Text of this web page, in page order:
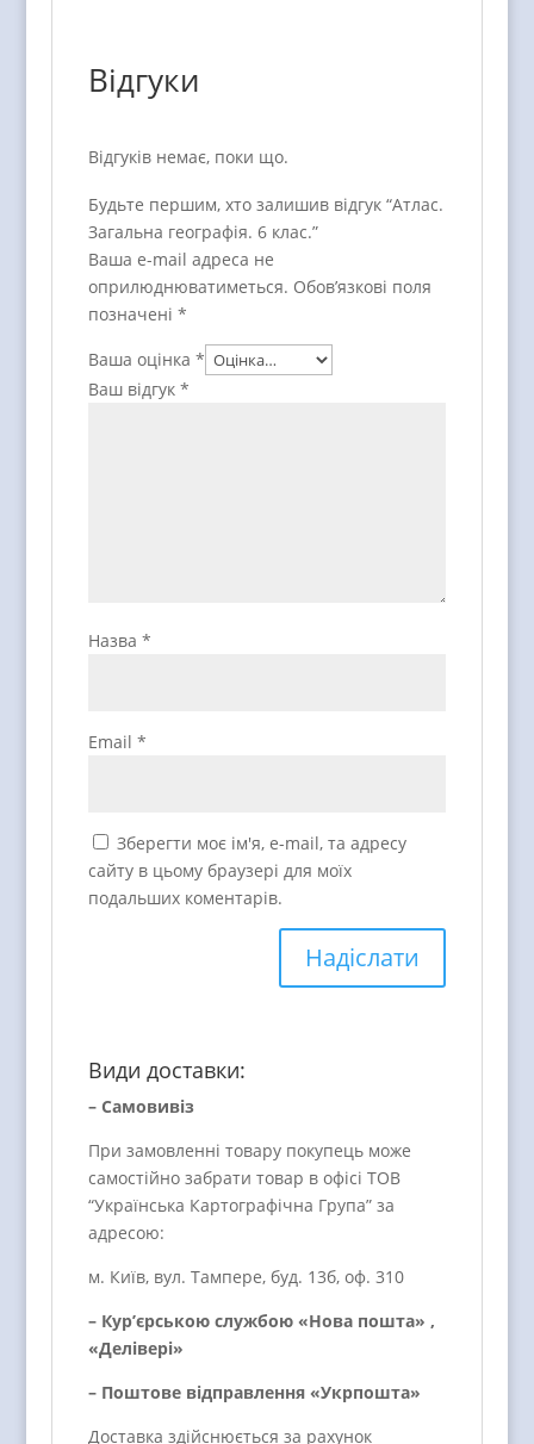
Відгуки
Відгуків немає, поки що.
Будьте першим, хто залишив відгук “Атлас.
Загальна географія. 6 клас.”
Ваша e-mail адреса не
оприлюднюватиметься. Обов’язкові поля
позначені *
Ваша оцінка *
Ваш відгук *
Назва *
Email *
Зберегти моє ім'я, e-mail, та адресу
сайту в цьому браузері для моїх
подальших коментарів.
Види доставки:
– Самовивіз
При замовленні товару покупець може
самостійно забрати товар в офісі ТОВ
“Українська Картографічна Група” за
адресою:
м. Київ, вул. Тампере, буд. 13б, оф. 310
– Кур’єрською службою «Нова пошта» ,
«Делівері»
– Поштове відправлення «Укрпошта»
Доставка здійснюється за рахунок